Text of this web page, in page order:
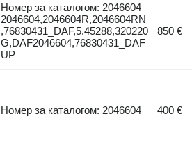
Номер за каталогом: 2046604
2046604,2046604R,2046604RN
,76830431_DAF,5.45288,320220
G,DAF2046604,76830431_DAF
UP
850 €
Номер за каталогом: 2046604 400 €